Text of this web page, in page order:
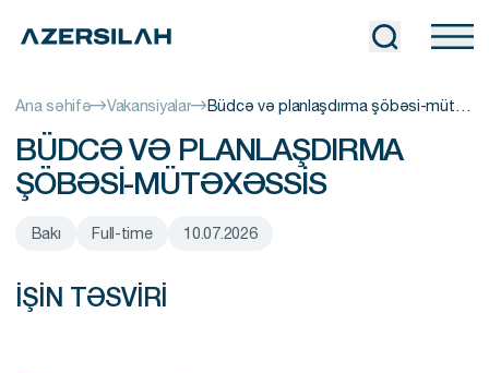
Ana səhifə Vakansiyalar Büdcə və planlaşdırma şöbəsi-mütəxəssis
BÜDCƏ VƏ PLANLAŞDIRMA
ŞÖBƏSI-MÜTƏXƏSSIS
Bakı Full-time 10.07.2026
İŞİN TƏSVİRİ